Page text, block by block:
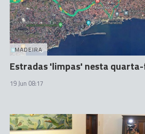
MADEIRA
Estradas 'limpas' nesta
19 Jun 08:17